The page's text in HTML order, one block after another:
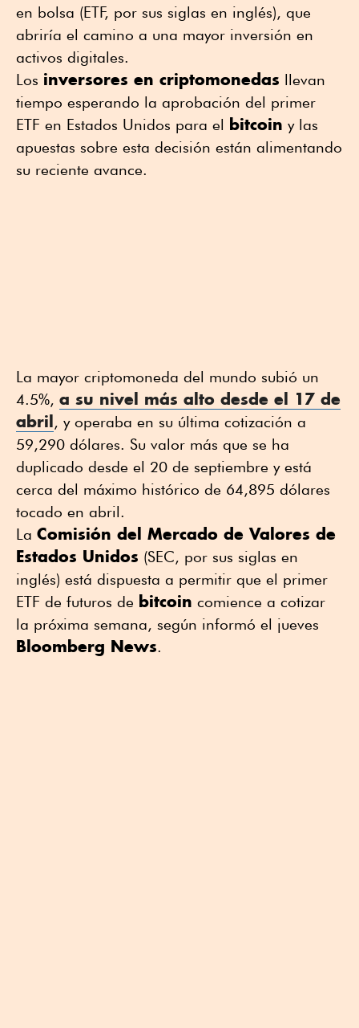
en bolsa (ETF, por sus siglas en inglés), que
abriría el camino a una mayor inversión en
activos digitales.
Los inversores en criptomonedas llevan
tiempo esperando la aprobación del primer
ETF en Estados Unidos para el bitcoin y las
apuestas sobre esta decisión están alimentando
su reciente avance.
La mayor criptomoneda del mundo subió un
4.5%, a su nivel más alto desde el 17 de
abril, y operaba en su última cotización a
59,290 dólares. Su valor más que se ha
duplicado desde el 20 de septiembre y está
cerca del máximo histórico de 64,895 dólares
tocado en abril.
La Comisión del Mercado de Valores de
Estados Unidos (SEC, por sus siglas en
inglés) está dispuesta a permitir que el primer
ETF de futuros de bitcoin comience a cotizar
la próxima semana, según informó el jueves
Bloomberg News.